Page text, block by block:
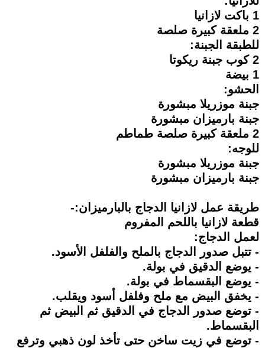
1 باكت لازانيا
2 ملعقة كبيرة صلصة
للطبقة الجبنة:
2 كوب جبنة ريكوتا
1 بيضة
الحشو:
جبنة موزريلا مبشورة
جبنة بارميزان مبشورة
2 ملعقة كبيرة صلصة طماطم
للوجه:
جبنة موزريلا مبشورة
جبنة بارميزان مبشورة
طريقة عمل لازانيا الدجاج بالبارميزان:-
قطعة لازانيا باللحم المفروم
لعمل الدجاج:
- تتبل صدور الدجاج بالملح والفلفل الأسود.
- يوضع الدقيق في بولة.
- يوضع البقسماط في بولة.
- يخفق البيض مع ملح وفلفل أسود ويقلب.
- توضع صدور الدجاج في الدقيق ثم البيض ثم
البقسماط.
- توضع في زيت ساخن حتى تأخذ لون ذهبي وترفع